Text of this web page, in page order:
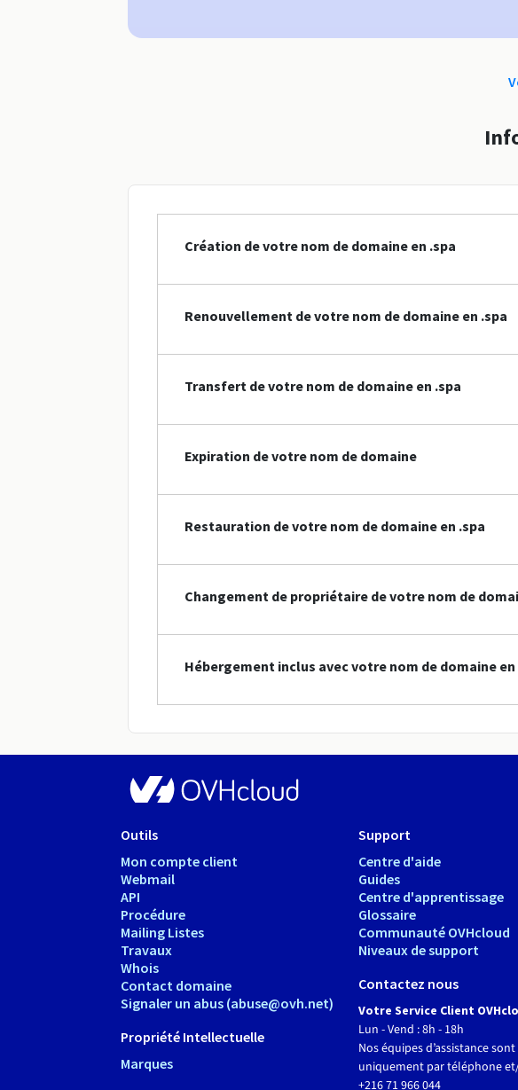
Création de votre nom de domaine en .spa
Renouvellement de votre nom de domaine en .spa
Transfert de votre nom de domaine en .spa
Expiration de votre nom de domaine
Restauration de votre nom de domaine en .spa
Changement de propriétaire de votre nom de
Hébergement inclus avec votre nom de domaine en
Outils
Mon compte client
Webmail
API
Procédure
Mailing Listes
Travaux
Whois
Contact domaine
Signaler un abus (abuse@ovh.net)
Propriété Intellectuelle
Marques
Support
Centre d'aide
Guides
Centre d'apprentissage
Glossaire
Communauté OVHcloud
Niveaux de support
Contactez nous
Votre Service Client
Lun - Vend : 8h - 18h
Nos équipes d’assistance
uniquement par téléphone
+216 71 966 044